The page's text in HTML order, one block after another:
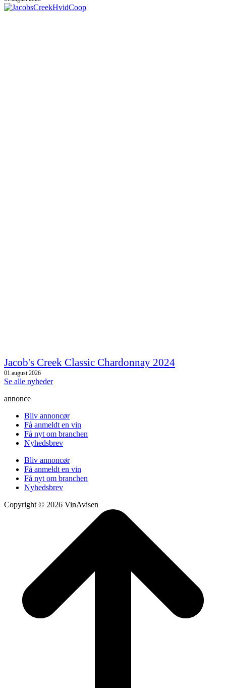
Jacob's Creek Classic Chardonnay 2024
01.august 2026
Se alle nyheder
annonce
Bliv annoncør
Få anmeldt en vin
Få nyt om branchen
Nyhedsbrev
Bliv annoncør
Få anmeldt en vin
Få nyt om branchen
Nyhedsbrev
Copyright © 2026 VinAvisen